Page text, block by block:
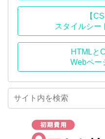
【
スタイルシー
HTMLと
Webペー